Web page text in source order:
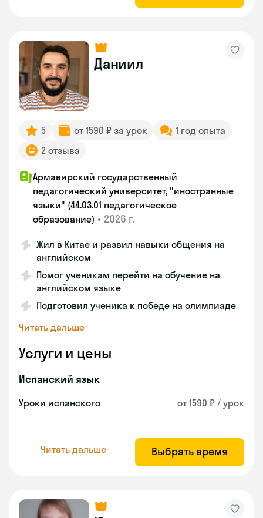
Даниил
5 от 1590 ₽ за урок
1 год опыта
2 отзыва
Армавирский государственный
педагогический университет, "иностранные
языки" (44.03.01 педагогическое
образование) • 2026 г.
Жил в Китае и развил навыки общения на
английском
Помог ученикам перейти на обучение на
английском языке
Подготовил ученика к победе на олимпиаде
Читать дальше
Услуги и цены
Испанский язык
Уроки испанского от 1590 ₽ / урок
Читать дальше Выбрать время